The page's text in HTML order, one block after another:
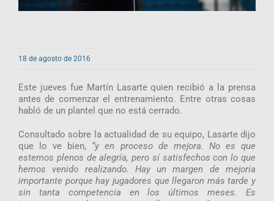
18 de agosto de 2016
Este jueves fue Martín Lasarte quien recibió a la prensa
antes de comenzar el entrenamiento. Entre otras cosas
habló de un plantel que no está cerrado.
Consultado sobre la actualidad de su equipo, Lasarte dijo
que lo ve bien, “y en proceso de mejora. No es que
estemos plenos de alegría, pero sí satisfechos con lo que
hemos venido realizando. Hay un margen de mejoría
importante porque hay jugadores que llegaron más tarde y
sin tanta competencia en los últimos meses. Es